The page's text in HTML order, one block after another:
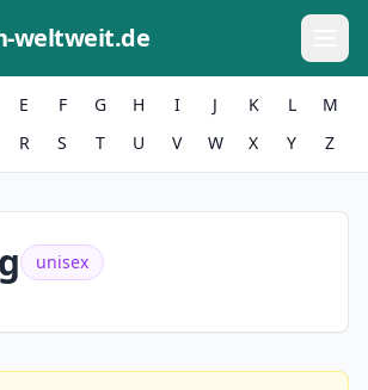
weltweit.de
E F G H I J K L
M
R S T U V W X Y Z
unisex